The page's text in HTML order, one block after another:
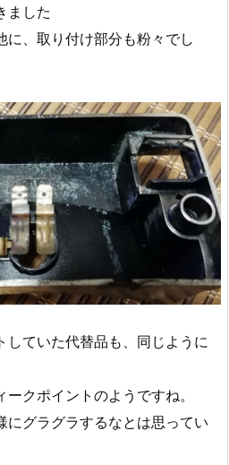
ました
に、取り付け部分も粉々でし
していた代替品も、同じように
クポイントのようですね。
にグラグラするなとは思ってい